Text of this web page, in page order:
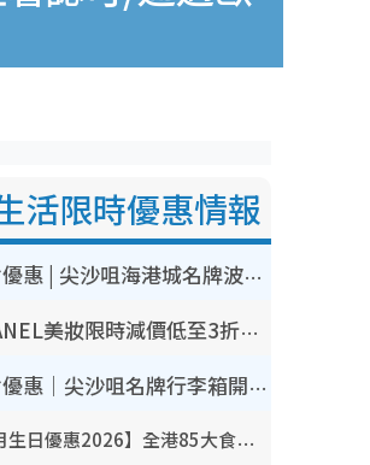
活限時優惠情報
開倉優惠 | 尖沙咀海港城名牌波鞋開倉低至1折！On鞋$899起／Joy&Peace鞋履$98起
CHANEL美妝限時減價低至3折！人氣粉底/唇膏/精華液低至$275！COCO香水都有平
開倉優惠｜尖沙咀名牌行李箱開倉低至4折！一連5日 American Tourister/ace./Hallmark $200起！
【8月生日優惠2026】全港85大食買玩著數攻略 自助餐/火鍋放題同行免費＋誠品/DONKI送現金券